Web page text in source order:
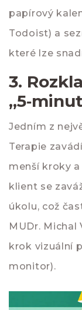
papírový
Todoist) a
které lze
3.
Jedním z
Terapie
menší kroky
klient se
úkolu, což
MUDr. Michal
krok vizuální
monitor).